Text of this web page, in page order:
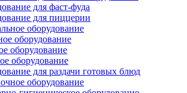
для фаст-фуда
для пиццерии
оборудование
оборудование
оборудование
оборудование
для раздачи готовых блюд
оборудование